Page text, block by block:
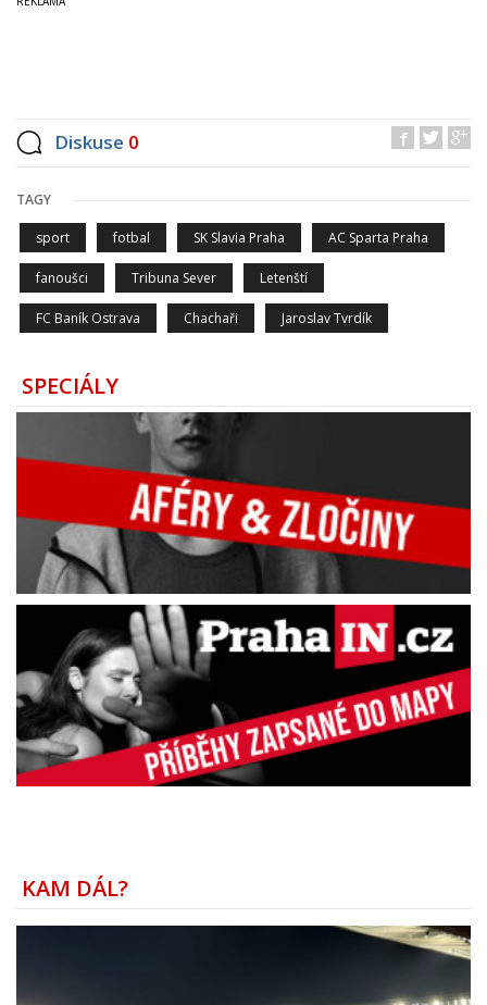
Diskuse 0
TAGY
sport fotbal SK Slavia Praha AC Sparta Praha
fanoušci Tribuna Sever Letenští
FC Baník Ostrava Chachaři Jaroslav Tvrdík
SPECIÁLY
KAM DÁL?